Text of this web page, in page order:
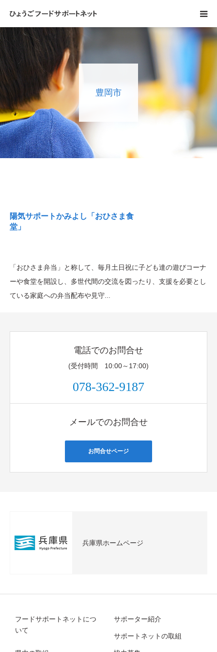
豊岡市
陽気サポートかみよし「おひさま食
堂」
「おひさま弁当」と称して、毎月土日祝に子ども達の遊びコーナ
ーや食堂を開設し、多世代間の交流を図ったり、支援を必要とし
ている家庭への弁当配布や見守...
電話でのお問合せ
(受付時間 10:00～17:00)
078-362-9187
メールでのお問合せ
お問合せページ
兵庫県ホームページ
フードサポートネットにつ
いて
サポーター紹介
サポートネットの取組
フードサポートネットについて
サポーター紹介
サポートネットの取組
県内の取組
協力募集